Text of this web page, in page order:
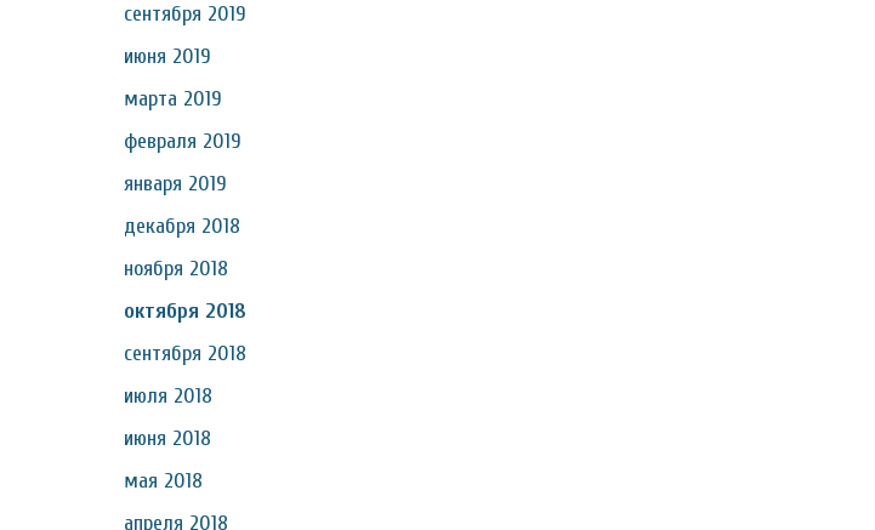
сентября 2019
июня 2019
марта 2019
февраля 2019
января 2019
декабря 2018
ноября 2018
октября 2018
сентября 2018
июля 2018
июня 2018
мая 2018
апреля 2018